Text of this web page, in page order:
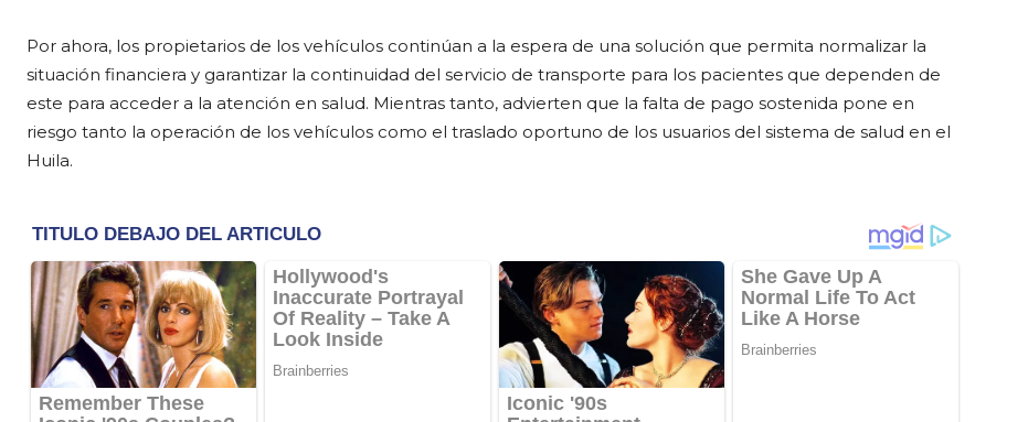
Por ahora, los propietarios de los vehículos continúan a la espera de una solución que permita normalizar la
situación financiera y garantizar la continuidad del servicio de transporte para los pacientes que dependen de
este para acceder a la atención en salud. Mientras tanto, advierten que la falta de pago sostenida pone en
riesgo tanto la operación de los vehículos como el traslado oportuno de los usuarios del sistema de salud en el
Huila.